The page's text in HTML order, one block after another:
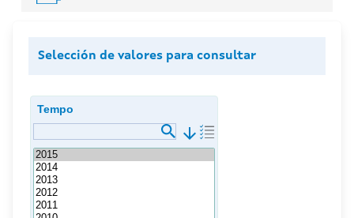
Selección de valores para consultar
Tempo
arrow_downward